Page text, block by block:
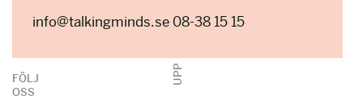
info@talkingminds.se08-38 15 15
UPP
FÖLJ
OSS